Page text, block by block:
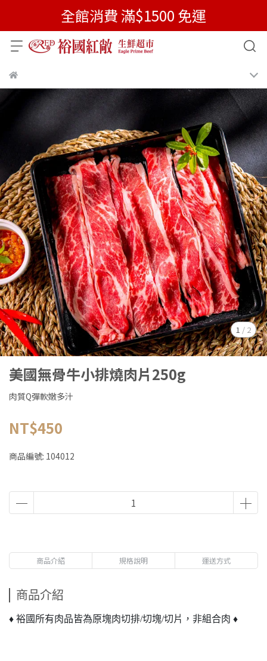
全館消費 滿$1500 免運
1 / 2
美國無骨牛小排燒肉片250g
肉質Q彈軟嫩多汁
NT$450
商品編號: 104012
商品介紹 規格說明 運送方式
商品介紹
♦ 裕國所有肉品皆為原塊肉切排/切塊/切片，非組合肉 ♦